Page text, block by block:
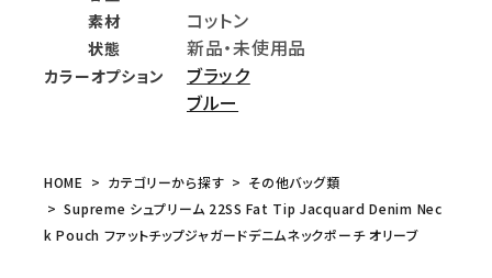
素材 コットン
状態 新品・未使用品
カラーオプション
ブラック
ブルー
HOME カテゴリーから探す
その他バッグ類
Supreme シュプリーム 22SS Fat Tip Jacquard Denim Nec
k Pouch ファットチップジャガードデニムネックポーチ オリーブ